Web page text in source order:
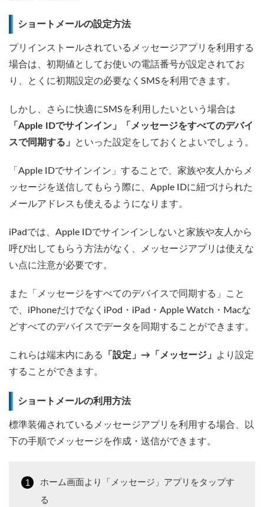
ショートメールの設定方法
プリインストールされているメッセージアプリを利用する
場合は、初期値としてお使いの電話番号が設定されてお
り、とくに初期設定の必要なくSMSを利用できます。
しかし、さらに快適にSMSを利用したいという場合は
「Apple IDでサインイン」「メッセージをすべてのデバイ
スで同期する」
といった設定をしておくとよいでしょう。
「Apple IDでサインイン」することで、家族や友人からメ
ッセージを送信してもらう際に、Apple IDに紐づけられた
メールアドレスも使えるようになります。
iPadでは、Apple IDでサインインしないと家族や友人から
呼び出してもらう方法がなく、メッセージアプリは使えな
い点に注意が必要です。
また「メッセージをすべてのデバイスで同期する」こと
で、iPhoneだけでなくiPod・iPad・Apple Watch・Macな
どすべてのデバイスでデータを同期することができます。
これらは端末内にある 「設定」→「メッセージ」
より設定
することができます。
ショートメールの利用方法
標準装備されているメッセージアプリを利用する場合、以
下の手順でメッセージを作成・送信ができます。
ホーム画面より「メッセージ」アプリをタップす
る